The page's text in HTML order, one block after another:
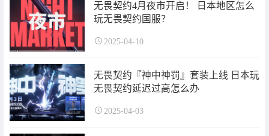
无畏契约4月夜市开启！ 日本地区怎么
玩无畏契约国服？
2025-04-10
无畏契约『神中神罚』套装上线 日本玩
无畏契约延迟过高怎么办
2025-04-03